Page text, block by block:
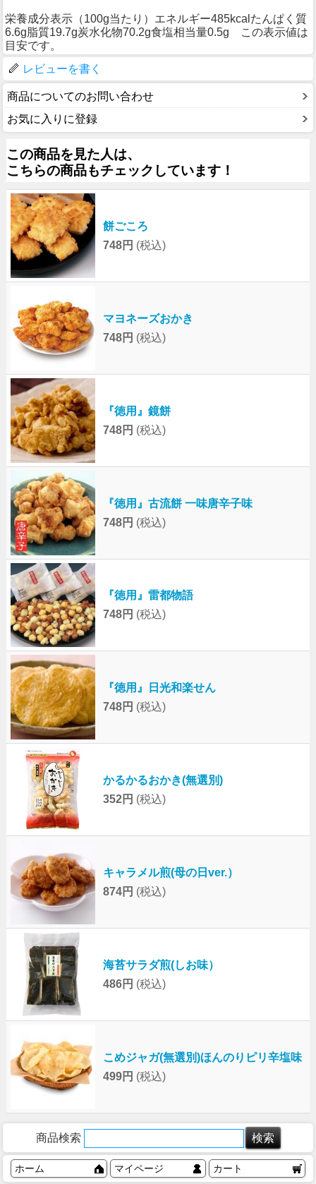
栄養成分表示（100g当たり）エネルギー485kcalたんぱく質
6.6g脂質19.7g炭水化物70.2g食塩相当量0.5g この表示値は
目安です。
レビューを書く
商品についてのお問い合わせ
お気に入りに登録
この商品を見た人は、
こちらの商品もチェックしています！
餅ごころ
748円 (税込)
マヨネーズおかき
748円 (税込)
『徳用』鏡餅
748円 (税込)
『徳用』古流餅 一味唐辛子味
748円 (税込)
『徳用』雷都物語
748円 (税込)
『徳用』日光和楽せん
748円 (税込)
かるかるおかき(無選別)
352円 (税込)
キャラメル煎(母の日ver.）
874円 (税込)
海苔サラダ煎(しお味）
486円 (税込)
こめジャガ(無選別)ほんのりピリ辛塩味
499円 (税込)
商品検索
ホーム マイページ カート